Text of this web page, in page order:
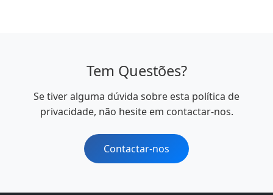
Tem Questões?
Se tiver alguma dúvida sobre esta política de
privacidade, não hesite em contactar-nos.
Contactar-nos